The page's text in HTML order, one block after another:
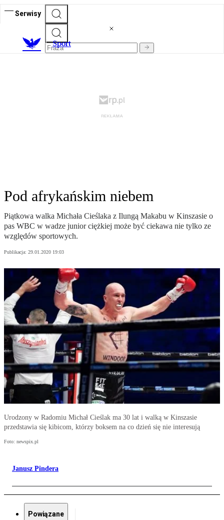
Serwisy
Sport
Pod afrykańskim niebem
Piątkowa walka Michała Cieślaka z Ilungą Makabu w Kinszasie o
pas WBC w wadze junior ciężkiej może być ciekawa nie tylko ze
względów sportowych.
Publikacja: 29.01.2020 19:03
Urodzony w Radomiu Michał Cieślak ma 30 lat i walką w Kinszasie
przedstawia się kibicom, którzy boksem na co dzień się nie interesują
Foto: newspix.pl
Janusz Pindera
Powiązane